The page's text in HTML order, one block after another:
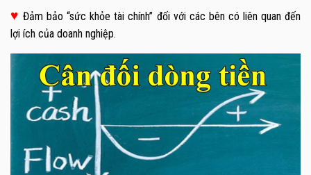
♥Đảm bảo “sức khỏe tài chính” đối với các bên có liên quan đến
lợi ích của doanh nghiệp.